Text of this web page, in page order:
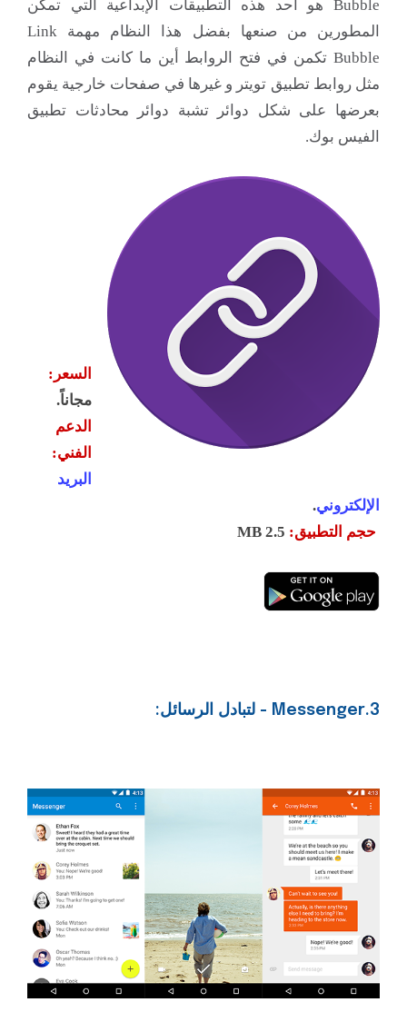
Bubble هو أحد هذه التطبيقات الإبداعية التي تمكن
المطورين من صنعها بفضل هذا النظام مهمة Link
Bubble تكمن في فتح الروابط أين ما كانت في النظام
مثل روابط تطبيق تويتر و غيرها في صفحات خارجية يقوم
بعرضها على شكل دوائر تشبة دوائر محادثات تطبيق
الفيس بوك.
السعر:
مجاناً.
الدعم
الفني:
البريد
الإلكتروني.
حجم التطبيق: MB 2.5
3.Messenger - لتبادل الرسائل: